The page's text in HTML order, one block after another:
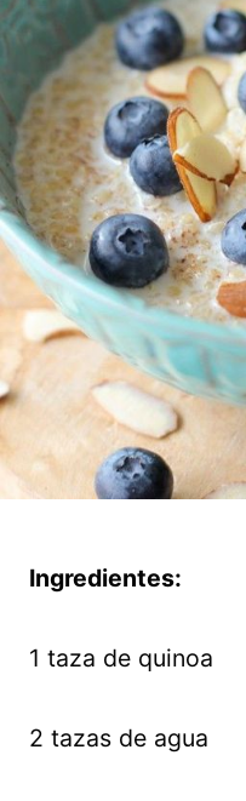
Ingredientes:
1 taza de quinoa
2 tazas de agua